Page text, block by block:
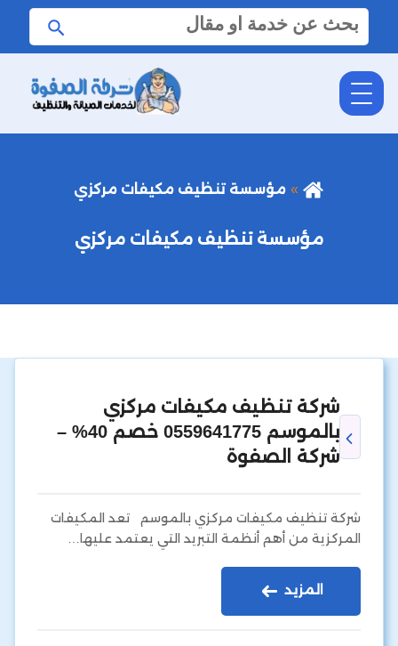
البحث
عن:
مؤسسة تنظيف مكيفات مركزي
مؤسسة تنظيف مكيفات مركزي
شركة تنظيف مكيفات مركزي
بالموسم 0559641775 خصم 40% –
شركة الصفوة
شركة تنظيف مكيفات مركزي بالموسم تعد المكيفات
المركزية من أهم أنظمة التبريد التي يعتمد عليها…
المزيد